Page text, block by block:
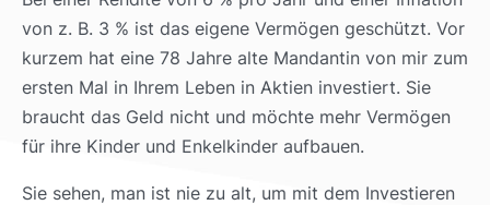
von z. B. 3 % ist das eigene Vermögen geschützt. Vor
kurzem hat eine 78 Jahre alte Mandantin von mir zum
ersten Mal in Ihrem Leben in Aktien investiert. Sie
braucht das Geld nicht und möchte mehr Vermögen
für ihre Kinder und Enkelkinder aufbauen.
Sie sehen, man ist nie zu alt, um mit dem Investieren